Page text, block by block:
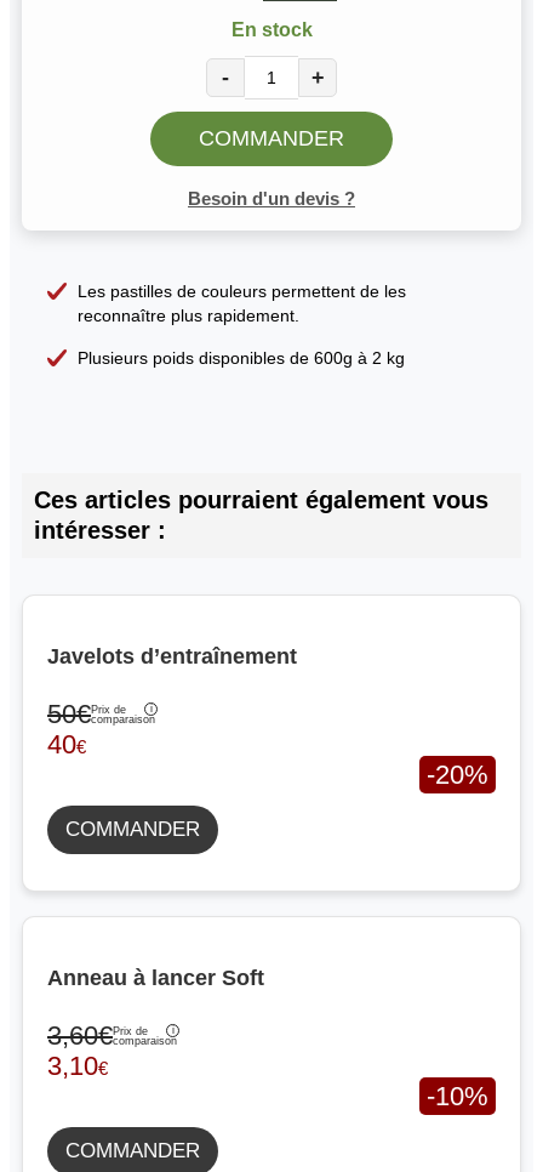
En stock
- +
COMMANDER
Besoin d'un devis ?
Les pastilles de couleurs permettent de les
reconnaître plus rapidement.
Plusieurs poids disponibles de 600g à 2 kg
Ces articles pourraient également vous
intéresser :
Javelots d’entraînement
50€Prix de
comparaison
40€
-20%
COMMANDER
Anneau à lancer Soft
3,60€Prix de
comparaison
3,10€
-10%
COMMANDER